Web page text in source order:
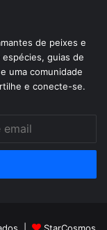
de peixes e
guias de
uma comunidade
e conecte-se.